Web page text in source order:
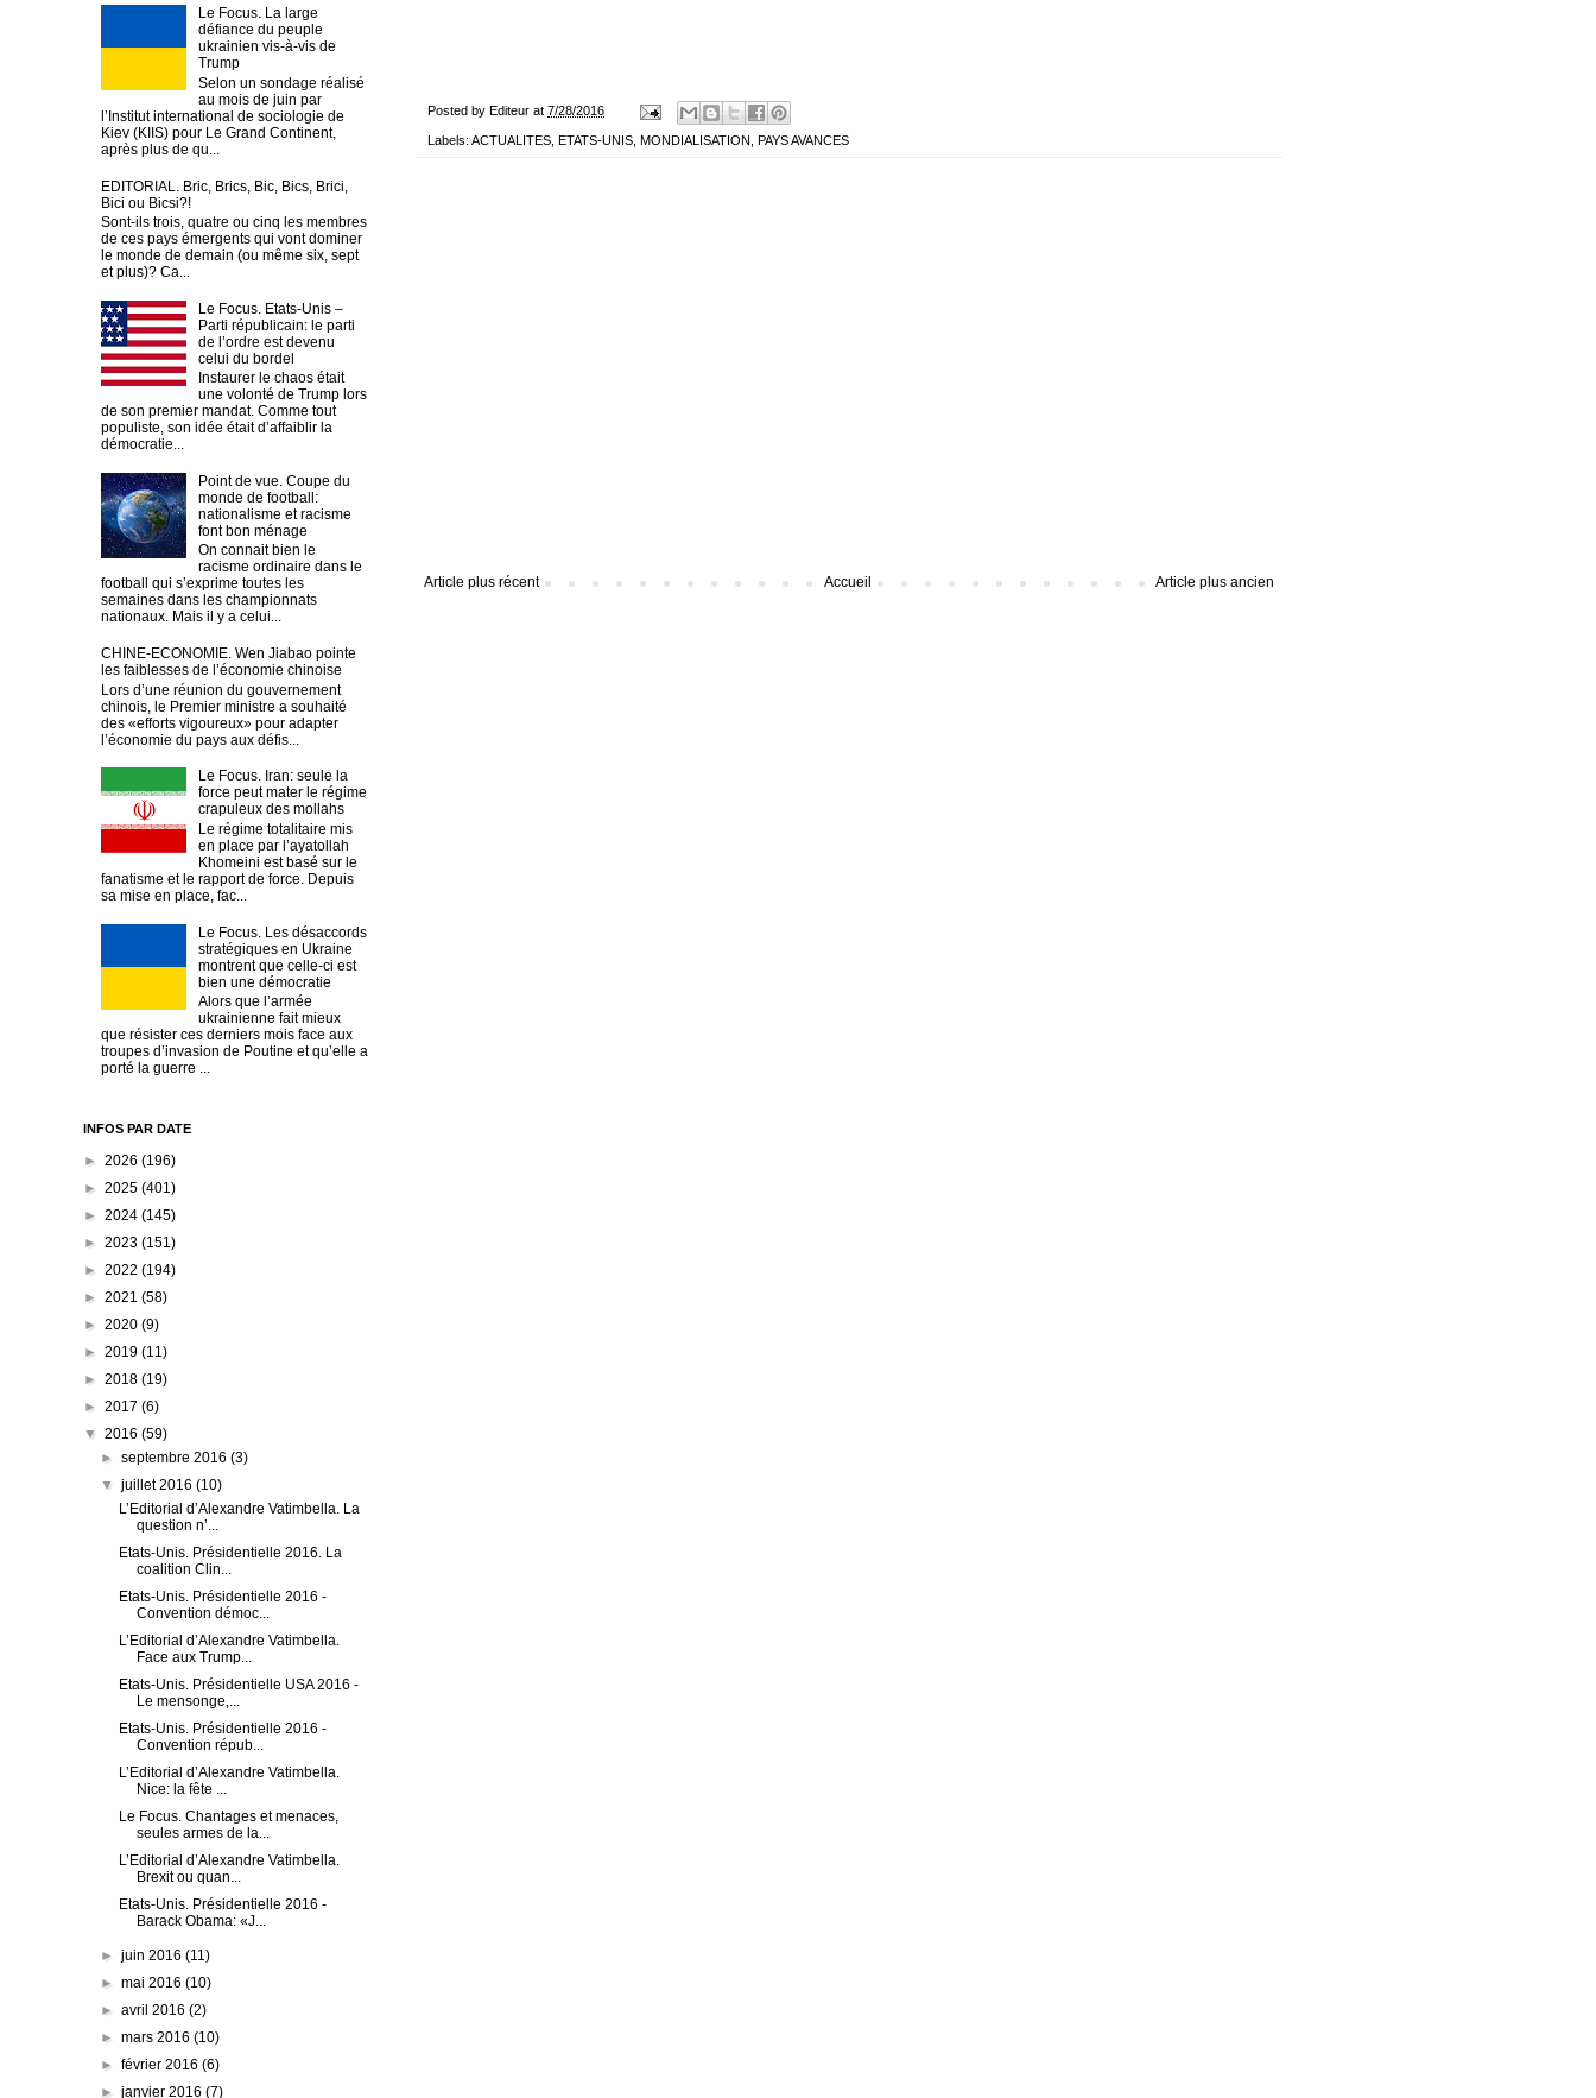
Posted by Editeur at 7/28/2016
Labels: ACTUALITES ETATS-UNIS MONDIALISATION PAYS AVANCES
Article plus récent Article plus ancien
Accueil
Le Focus. La large
défiance du peuple
ukrainien vis-à-vis de
Trump
Selon un sondage réalisé
au mois de juin par
l’Institut international de sociologie de
Kiev (KIIS) pour Le Grand Continent,
après plus de qu...
EDITORIAL. Bric, Brics, Bic, Bics, Brici,
Bici ou Bicsi?!
Sont-ils trois, quatre ou cinq les membres
de ces pays émergents qui vont dominer
le monde de demain (ou même six, sept
et plus)? Ca...
Le Focus. Etats-Unis –
Parti républicain: le parti
de l’ordre est devenu
celui du bordel
Instaurer le chaos était
une volonté de Trump lors
de son premier mandat. Comme tout
populiste, son idée était d’affaiblir la
démocratie...
Point de vue. Coupe du
monde de football:
nationalisme et racisme
font bon ménage
On connait bien le
racisme ordinaire dans le
football qui s’exprime toutes les
semaines dans les championnats
nationaux. Mais il y a celui...
CHINE-ECONOMIE. Wen Jiabao pointe
les faiblesses de l’économie chinoise
Lors d’une réunion du gouvernement
chinois, le Premier ministre a souhaité
des «efforts vigoureux» pour adapter
l’économie du pays aux défis...
Le Focus. Iran: seule la
force peut mater le régime
crapuleux des mollahs
Le régime totalitaire mis
en place par l’ayatollah
Khomeini est basé sur le
fanatisme et le rapport de force. Depuis
sa mise en place, fac...
Le Focus. Les désaccords
stratégiques en Ukraine
montrent que celle-ci est
bien une démocratie
Alors que l’armée
ukrainienne fait mieux
que résister ces derniers mois face aux
troupes d’invasion de Poutine et qu’elle a
porté la guerre ...
INFOS PAR DATE
► 2026 (196)
► 2025 (401)
► 2024 (145)
► 2023 (151)
► 2022 (194)
► 2021 (58)
► 2020 (9)
► 2019 (11)
► 2018 (19)
► 2017 (6)
▼ 2016 (59)
►septembre 2016(3)
▼juillet 2016(10)
L’Editorial d’Alexandre Vatimbella. La
question n’...
Etats-Unis. Présidentielle 2016. La
coalition Clin...
Etats-Unis. Présidentielle 2016 -
Convention démoc...
L’Editorial d’Alexandre Vatimbella.
Face aux Trump...
Etats-Unis. Présidentielle USA 2016 -
Le mensonge,...
Etats-Unis. Présidentielle 2016 -
Convention répub...
L’Editorial d’Alexandre Vatimbella.
Nice: la fête ...
Le Focus. Chantages et menaces,
seules armes de la...
L’Editorial d’Alexandre Vatimbella.
Brexit ou quan...
Etats-Unis. Présidentielle 2016 -
Barack Obama: «J...
►juin 2016(11)
►mai 2016(10)
►avril 2016(2)
►mars 2016(10)
►février 2016(6)
►janvier 2016(7)